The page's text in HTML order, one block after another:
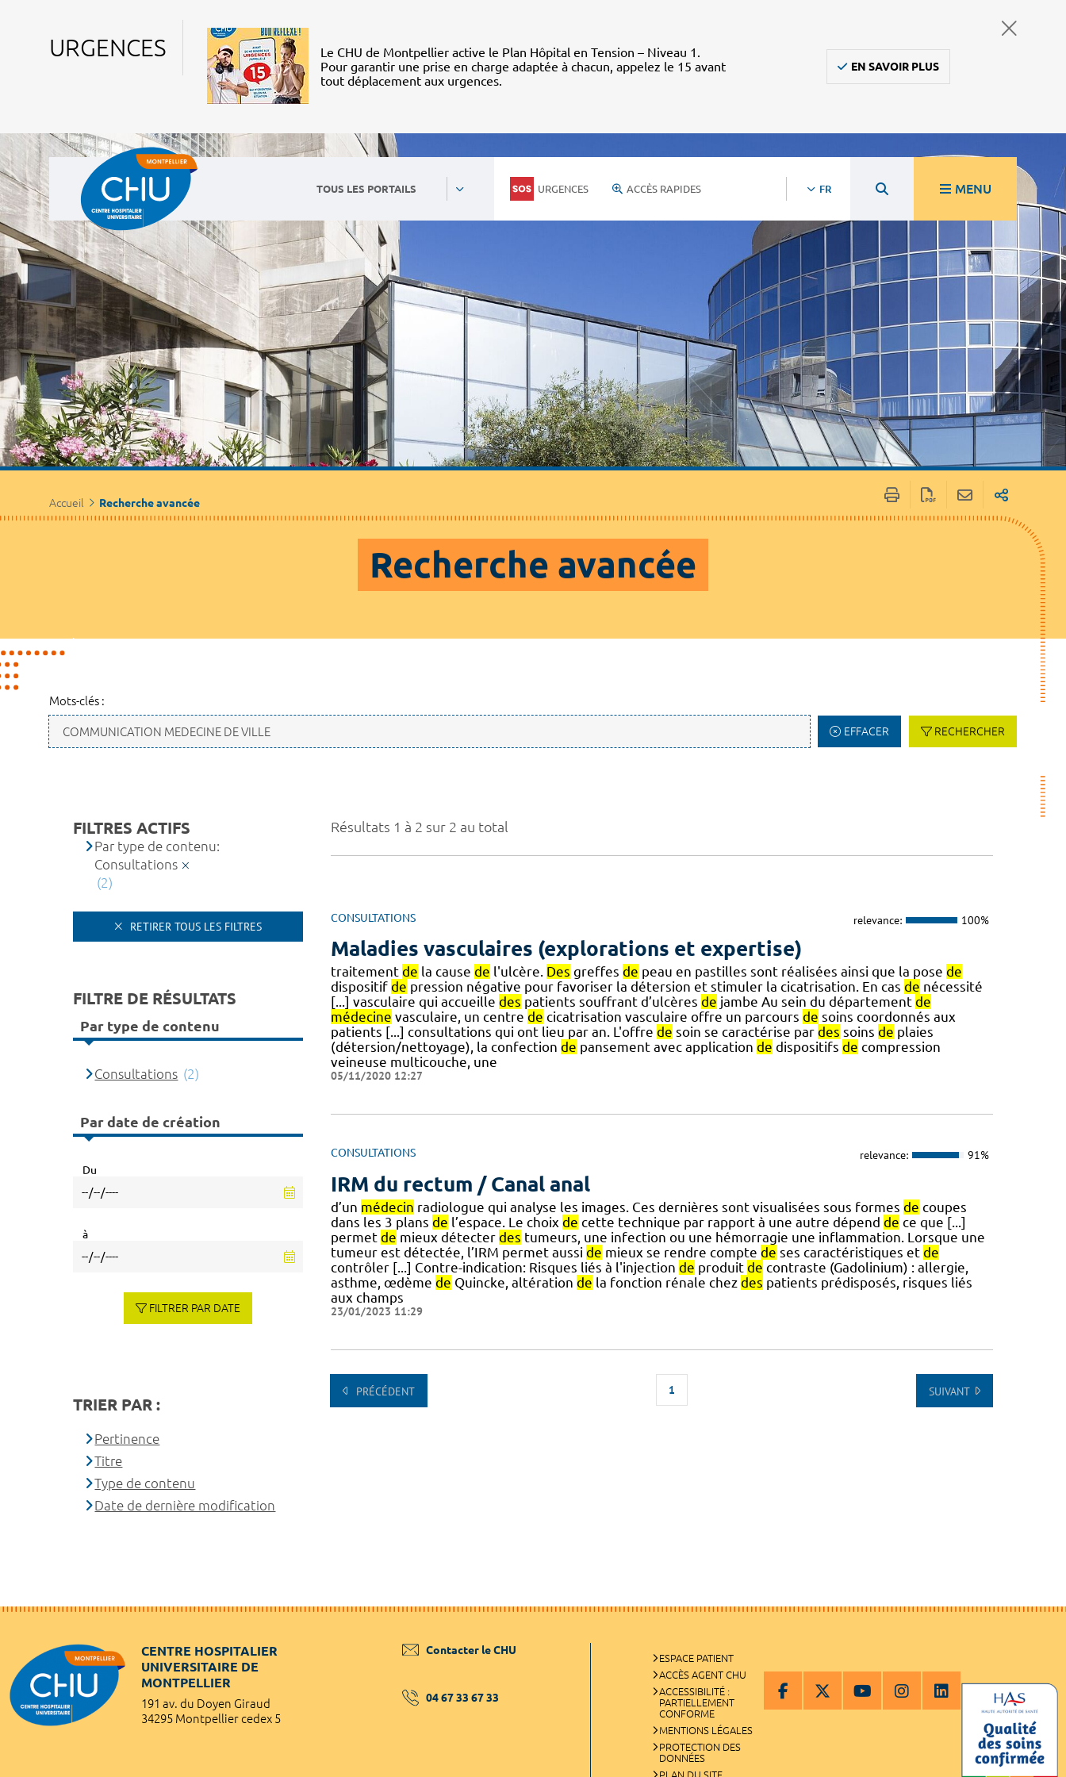
URGENCES
Le CHU de Montpellier active le Plan Hôpital en Tension – Niveau 1.
Pour garantir une prise en charge adaptée à chacun, appelez le 15 avant
tout déplacement aux urgences.
EN SAVOIR PLUS
TOUS LES PORTAILS URGENCES ACCÈS RAPIDES FR MENU
Accueil Recherche avancée
Recherche avancée
Mots-clés :
EFFACER RECHERCHER
Résultats 1 à 2 sur 2 au total
CONSULTATIONS relevance: 100%
Maladies vasculaires (explorations et expertise)
traitement de la cause de l'ulcère. Des greffes de peau en pastilles sont réalisées ainsi que la pose de
dispositif de pression négative pour favoriser la détersion et stimuler la cicatrisation. En cas de nécessité
[...] vasculaire qui accueille des patients souffrant d’ulcères de jambe Au sein du département de
médecine vasculaire, un centre de cicatrisation vasculaire offre un parcours de soins coordonnés aux
patients [...] consultations qui ont lieu par an. L'offre de soin se caractérise par des soins de plaies
(détersion/nettoyage), la confection de pansement avec application de dispositifs de compression
veineuse multicouche, une
05/11/2020 12:27
CONSULTATIONS relevance: 91%
IRM du rectum / Canal anal
d’un médecin radiologue qui analyse les images. Ces dernières sont visualisées sous formes de coupes
dans les 3 plans de l’espace. Le choix de cette technique par rapport à une autre dépend de ce que [...]
permet de mieux détecter des tumeurs, une infection ou une hémorragie une inflammation. Lorsque une
tumeur est détectée, l’IRM permet aussi de mieux se rendre compte de ses caractéristiques et de
contrôler [...] Contre-indication: Risques liés à l'injection de produit de contraste (Gadolinium) : allergie,
asthme, œdème de Quincke, altération de la fonction rénale chez des patients prédisposés, risques liés
aux champs
23/01/2023 11:29
PRÉCÉDENT 1 SUIVANT
FILTRES ACTIFS
Par type de contenu:
Consultations
(2)
RETIRER TOUS LES FILTRES
FILTRE DE RÉSULTATS
Par type de contenu
Consultations (2)
Par date de création
Du
à
FILTRER PAR DATE
TRIER PAR :
Pertinence
Titre
Type de contenu
Date de dernière modification
CENTRE HOSPITALIER
UNIVERSITAIRE DE
MONTPELLIER
191 av. du Doyen Giraud
34295 Montpellier cedex 5
Contacter le CHU
04 67 33 67 33
ESPACE PATIENT
ACCÈS AGENT CHU
ACCESSIBILITÉ :
PARTIELLEMENT
CONFORME
MENTIONS LÉGALES
PROTECTION DES
DONNÉES
PLAN DU SITE